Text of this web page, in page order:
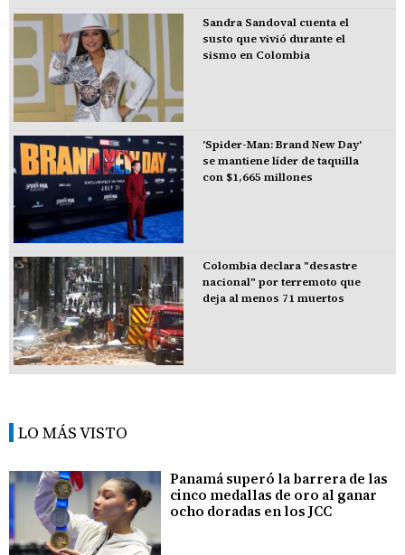
Sandra Sandoval cuenta el
susto que vivió durante el
sismo en Colombia
'Spider-Man: Brand New Day'
se mantiene líder de taquilla
con $1,665 millones
Colombia declara "desastre
nacional" por terremoto que
deja al menos 71 muertos
LO MÁS VISTO
Panamá superó la barrera de las
cinco medallas de oro al ganar
ocho doradas en los JCC